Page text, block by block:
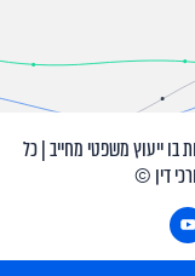
בו ייעוץ משפטי מחייב | כל
דין ©